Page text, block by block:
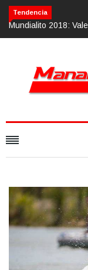
Tendencia
mágicaCalvario